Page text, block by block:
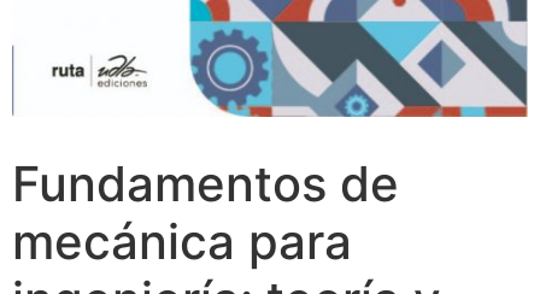
Fundamentos de
mecánica para